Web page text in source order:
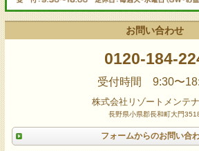
お問い合わせ
0120-184-
受付時間 9:30〜
株式会社リゾートメンテ
長野県小県郡長和町大門
フォームからのお問い合